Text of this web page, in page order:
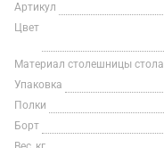
Артикул
Цвет
Материал столешницы стола
Упаковка
Полки
Борт